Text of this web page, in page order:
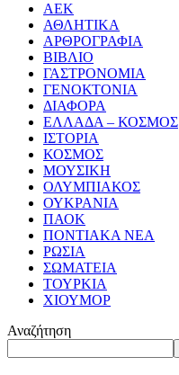
ΑΕΚ
ΑΘΛΗΤΙΚΑ
ΑΡΘΡΟΓΡΑΦΙΑ
ΒΙΒΛΙΟ
ΓΑΣΤΡΟΝΟΜΙΑ
ΓΕΝΟΚΤΟΝΙΑ
ΔΙΑΦΟΡΑ
ΕΛΛΑΔΑ – ΚΟΣΜΟΣ
ΙΣΤΟΡΙΑ
ΚΟΣΜΟΣ
ΜΟΥΣΙΚΗ
ΟΛΥΜΠΙΑΚΟΣ
ΟΥΚΡΑΝΙΑ
ΠΑΟΚ
ΠΟΝΤΙΑΚΑ ΝΕΑ
ΡΩΣΙΑ
ΣΩΜΑΤΕΙΑ
ΤΟΥΡΚΙΑ
ΧΙΟΥΜΟΡ
Αναζήτηση